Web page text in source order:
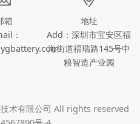
箱
：
地址
Add：深圳市宝安区福
海街道福瑞路145号中
粮智造产业园
术有限公司 All rights reserved